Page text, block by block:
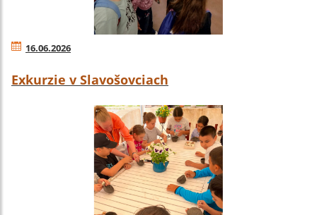
16.06.2026
Exkurzie v Slavošovciach